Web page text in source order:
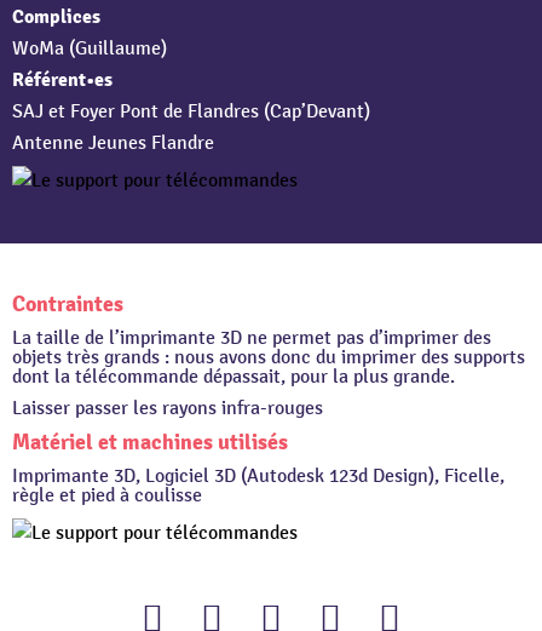
Complices
WoMa (Guillaume)
Référent•es
SAJ et Foyer Pont de Flandres (Cap’Devant)
Antenne Jeunes Flandre
Contraintes
La taille de l’imprimante 3D ne permet pas d’imprimer des
objets très grands : nous avons donc du imprimer des supports
dont la télécommande dépassait, pour la plus grande.
Laisser passer les rayons infra-rouges
Matériel et machines utilisés
Imprimante 3D, Logiciel 3D (Autodesk 123d Design), Ficelle,
règle et pied à coulisse